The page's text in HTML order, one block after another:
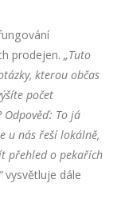
prodejen. „Tuto
kterou občas
počet
Odpověď: To já
u nás řeší lokálně,
přehled o pekařích
vysvětluje dále